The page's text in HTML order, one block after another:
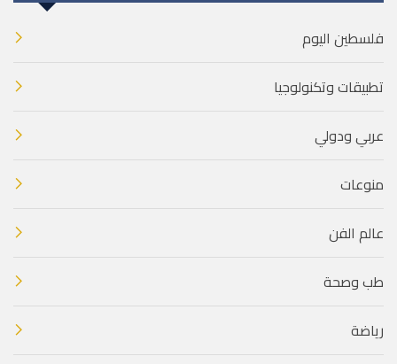
فلسطين اليوم
تطبيقات وتكنولوجيا
عربي ودولي
منوعات
عالم الفن
طب وصحة
رياضة